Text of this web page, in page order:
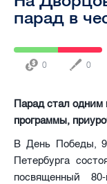
парад в
0 0
Парад стал
программы,
В День Победы,
Петербурга
посвященный